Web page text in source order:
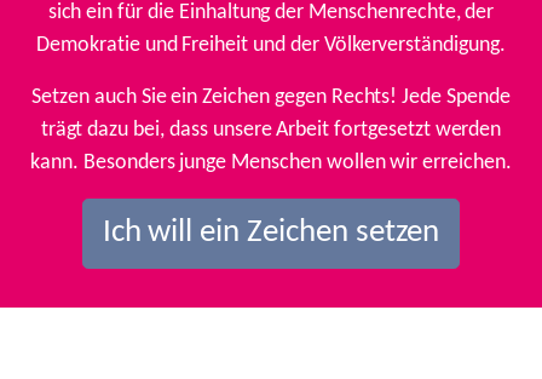
sich ein für die Einhaltung der Menschenrechte, der
Demokratie und Freiheit und der Völkerverständigung.
Setzen auch Sie ein Zeichen gegen Rechts! Jede Spende
trägt dazu bei, dass unsere Arbeit fortgesetzt werden
kann. Besonders junge Menschen wollen wir erreichen.
Ich will ein Zeichen setzen